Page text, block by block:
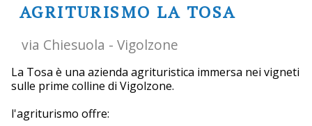
AGRITURISMO LA TOSA
via Chiesuola - Vigolzone
La Tosa è una azienda agrituristica immersa nei vigneti
sulle prime colline di Vigolzone.
l'agriturismo offre: